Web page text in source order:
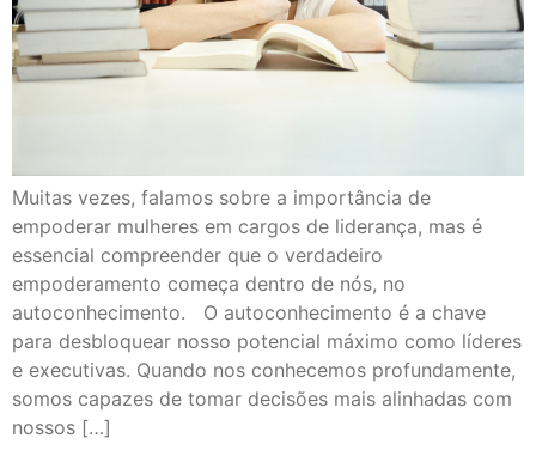
Muitas vezes, falamos sobre a importância de
empoderar mulheres em cargos de liderança, mas é
essencial compreender que o verdadeiro
empoderamento começa dentro de nós, no
autoconhecimento. O autoconhecimento é a chave
para desbloquear nosso potencial máximo como líderes
e executivas. Quando nos conhecemos profundamente,
somos capazes de tomar decisões mais alinhadas com
nossos […]